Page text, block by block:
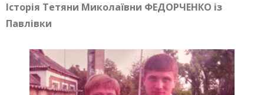
Історія Тетяни Миколаївни ФЕДОРЧЕНКО із
Павлівки